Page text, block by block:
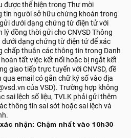
được thể hiện trong Thư mời
tin người sở hữu chứng khoán trong
dưới dạng chứng từ điện tử với
đồng thời gửi cho CNVSD Thông
dạng chứng từ điện tử để xác
chấp thuận các thông tin trong Danh
tất việc kết nối hoặc bị ngắt kết
giao tiếp trực tuyến với CNVSD, đề
email có gắn chữ ký số vào địa
của VSD). Trường hợp không
sai lệch số liệu, TVLK phải gửi thêm
thông tin sai sót hoặc sai lệch và
nhận: Chậm nhất vào 10h30